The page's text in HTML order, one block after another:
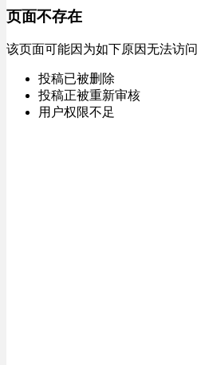
页面不存在
该页面可能因为如下原因无法访问
投稿已被删除
投稿正被重新审核
用户权限不足